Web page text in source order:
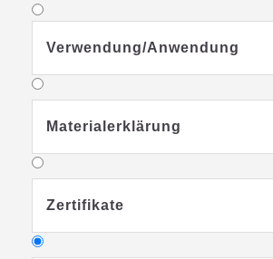
Verwendung/Anwendung
Materialerklärung
Zertifikate